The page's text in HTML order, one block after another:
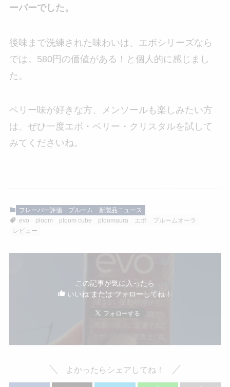
ーバーでした。
後味まで洗練された味わいは、エボシリーズなら
では。580円の価値がある！と個人的に感じまし
た。
ベリー味が好きな方、メンソールも楽しみたい方
は、ぜひ一度エボ・ベリー・クリスタルを試して
みてくださいね。
フレーバー評価 プルーム
新製品ニュース
evo
ploom ploom cube ploomaura エボ
プルームオーラ
レビュー
この記事が気に入ったら
いいね または フォローしてね！
よかったらシェアしてね！